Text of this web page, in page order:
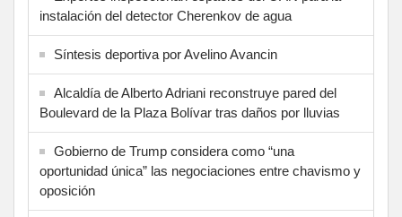
instalación del detector Cherenkov de agua
Síntesis deportiva por Avelino Avancin
Alcaldía de Alberto Adriani reconstruye pared del
Boulevard de la Plaza Bolívar tras daños por lluvias
Gobierno de Trump considera como “una
oportunidad única” las negociaciones entre chavismo y
oposición